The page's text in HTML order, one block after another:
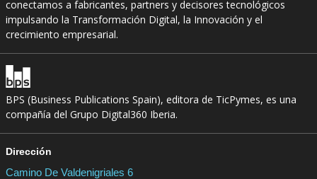
conectamos a fabricantes, partners y decisores tecnológicos
impulsando la Transformación Digital, la Innovación y el
crecimiento empresarial.
BPS (Business Publications Spain), editora de TicPymes, es una
compañía del Grupo Digital360 Iberia.
Dirección
Camino De Valdenigriales 6